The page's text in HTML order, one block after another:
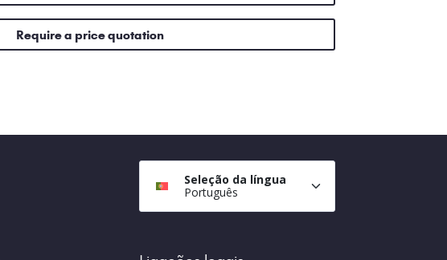
Require a price quotation
Seleção da língua
Português